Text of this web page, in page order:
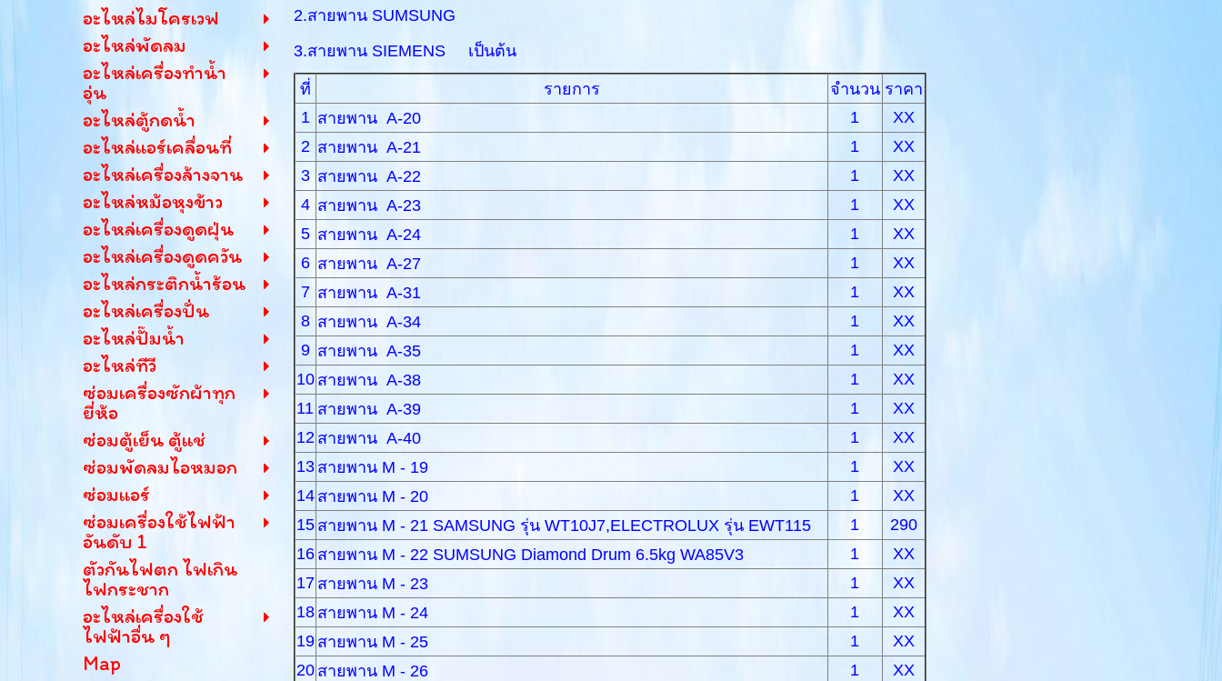
อะไหล่ไมโครเวฟ
อะไหล่พัดลม
อะไหล่เครื่องทำน้ำ
อุ่น
อะไหล่ตู้กดน้ำ
อะไหล่แอร์เคลื่อนที่
อะไหล่เครื่องล้างจาน
อะไหล่หม้อหุงข้าว
อะไหล่เครื่องดูดฝุ่น
อะไหล่เครื่องดูดควัน
อะไหล่กระติกน้ำร้อน
อะไหล่เครื่องปั่น
อะไหล่ปั๊มน้ำ
อะไหล่ทีวี
ซ่อมเครื่องซักผ้าทุก
ยี่ห้อ
ซ่อมตู้เย็น ตู้แช่
ซ่อมพัดลมไอหมอก
ซ่อมแอร์
ซ่อมเครื่องใช้ไฟฟ้า
อันดับ 1
ตัวกันไฟตก ไฟเกิน
ไฟกระชาก
อะไหล่เครื่องใช้
ไฟฟ้าอื่น ๆ
Map
2.สายพาน SUMSUNG
3.สายพาน SIEMENS เป็นต้น
ที่ รายการ จำนวน ราคา
1 สายพาน A-20 1
XX
2 สายพาน A-21 1
XX
3 สายพาน A-22 1
XX
4 สายพาน A-23 1
XX
5 สายพาน A-24 1
XX
6 สายพาน A-27 1
XX
7 สายพาน A-31 1
XX
8 สายพาน A-34 1
XX
9 สายพาน A-35 1
XX
10 สายพาน A-38 1
XX
11 สายพาน A-39 1
XX
12 สายพาน A-40 1
XX
13 สายพาน M - 19 1
XX
14 สายพาน M - 20 1
XX
15 สายพาน M - 21 SAMSUNG รุ่น WT10J7,ELECTROLUX รุ่น EWT115 1
290
16 สายพาน M - 22 SUMSUNG Diamond Drum 6.5kg WA85V3 1
XX
17 สายพาน M - 23 1
XX
18 สายพาน M - 24 1
XX
19 สายพาน M - 25 1
XX
20 สายพาน M - 26 1
XX